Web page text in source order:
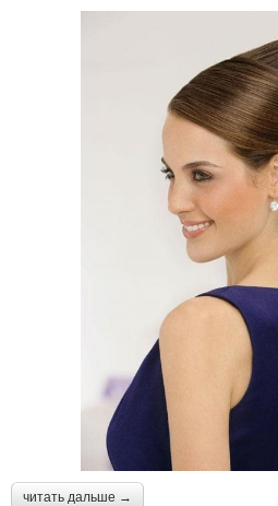
читать дальше →